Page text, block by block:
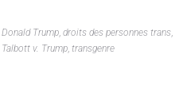
Donald Trump, droits des personnes trans,
Talbott v. Trump, transgenre